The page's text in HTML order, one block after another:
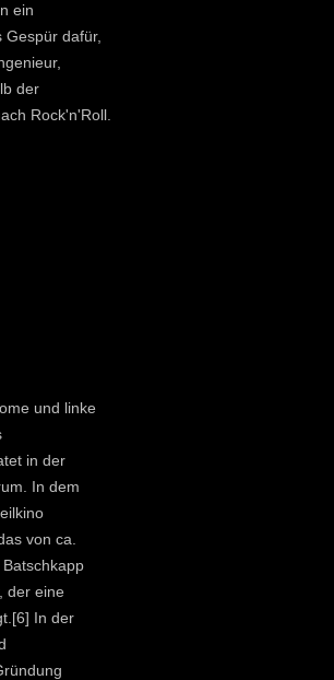
ein
dafür,
der
Rock'n'Roll.
und linke
in der
In dem
von ca.
der eine
In der